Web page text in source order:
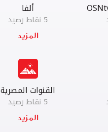
ألفا
5 نقاط رصيد
القنوات المصرية
5 نقاط رصيد